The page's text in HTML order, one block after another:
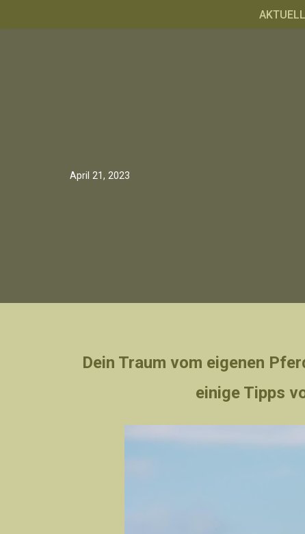
April 21, 2023
Dein Traum vom eigenen
einige Tipps